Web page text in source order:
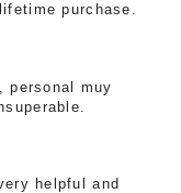
purchase.
muy
helpful and